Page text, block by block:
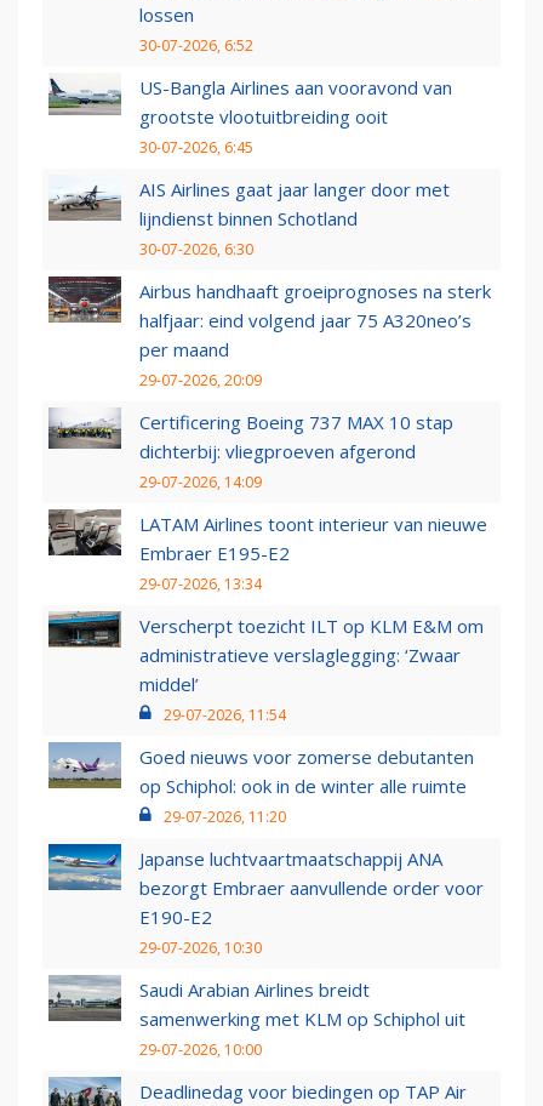
lossen
30-07-2026, 6:52
US-Bangla Airlines aan vooravond van
grootste vlootuitbreiding ooit
30-07-2026, 6:45
AIS Airlines gaat jaar langer door met
lijndienst binnen Schotland
30-07-2026, 6:30
Airbus handhaaft groeiprognoses na sterk
halfjaar: eind volgend jaar 75 A320neo’s
per maand
29-07-2026, 20:09
Certificering Boeing 737 MAX 10 stap
dichterbij: vliegproeven afgerond
29-07-2026, 14:09
LATAM Airlines toont interieur van nieuwe
Embraer E195-E2
29-07-2026, 13:34
Verscherpt toezicht ILT op KLM E&M om
administratieve verslaglegging: ‘Zwaar
middel’
29-07-2026, 11:54
Goed nieuws voor zomerse debutanten
op Schiphol: ook in de winter alle ruimte
29-07-2026, 11:20
Japanse luchtvaartmaatschappij ANA
bezorgt Embraer aanvullende order voor
E190-E2
29-07-2026, 10:30
Saudi Arabian Airlines breidt
samenwerking met KLM op Schiphol uit
29-07-2026, 10:00
Deadlinedag voor biedingen op TAP Air